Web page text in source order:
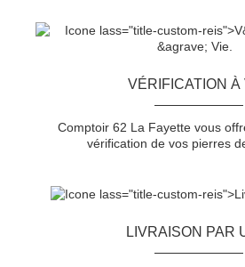
VÉRIFICATION À
Comptoir 62 La Fayette vous
vérification de vos pierres
LIVRAISON PAR